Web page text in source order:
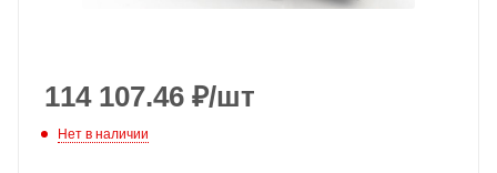
114 107.46 ₽/шт
Нет в наличии